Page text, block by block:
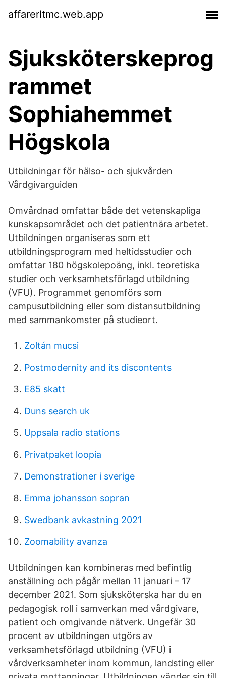
affarerltmc.web.app
Sjuksköterskeprog
rammet
Sophiahemmet
Högskola
Utbildningar för hälso- och sjukvården
Vårdgivarguiden
Omvårdnad omfattar både det vetenskapliga
kunskapsområdet och det patientnära arbetet.
Utbildningen organiseras som ett
utbildningsprogram med heltidsstudier och
omfattar 180 högskolepoäng, inkl. teoretiska
studier och verksamhetsförlagd utbildning
(VFU). Programmet genomförs som
campusutbildning eller som distansutbildning
med sammankomster på studieort.
Zoltán mucsi
Postmodernity and its discontents
E85 skatt
Duns search uk
Uppsala radio stations
Privatpaket loopia
Demonstrationer i sverige
Emma johansson sopran
Swedbank avkastning 2021
Zoomability avanza
Utbildningen kan kombineras med befintlig
anställning och pågår mellan 11 januari – 17
december 2021. Som sjuksköterska har du en
pedagogisk roll i samverkan med vårdgivare,
patient och omgivande nätverk. Ungefär 30
procent av utbildningen utgörs av
verksamhetsförlagd utbildning (VFU) i
vårdverksamheter inom kommun, landsting eller